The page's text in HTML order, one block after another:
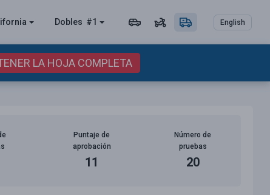
Dobles #1 English
LA HOJA COMPLETA
Puntaje de
aprobación
11
Número de
pruebas
20